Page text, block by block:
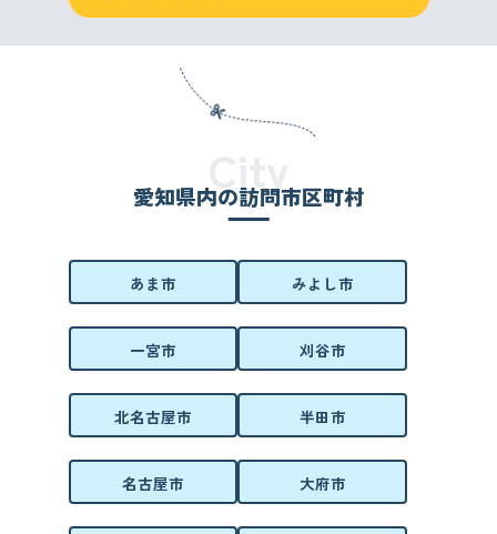
愛知県内の訪問市区町村
あま市 みよし市
一宮市 刈谷市
北名古屋市 半田市
名古屋市 大府市